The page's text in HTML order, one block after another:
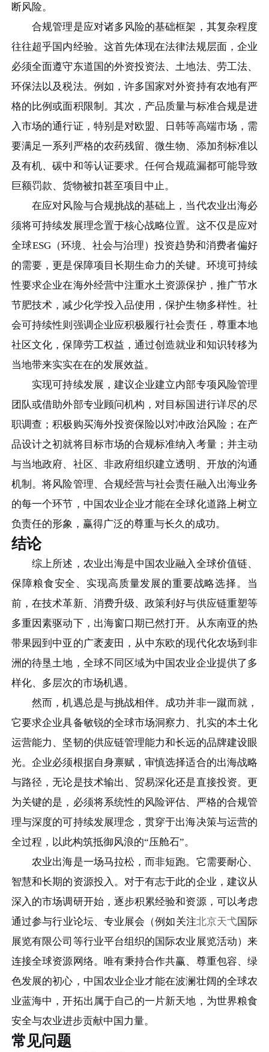
断风险。
合规管理是应对诸多风险的基础框架，其复杂程度
往往超乎国内经验。这首先体现在法律法规层面，企业
必须全面遵守东道国的外资投资法、土地法、劳工法、
环保法以及税法。例如，许多国家对外资持有农地有严
格的比例或面积限制。其次，产品质量与标准合规是进
入市场的通行证，特别是对欧盟、日韩等高端市场，需
要满足一系列严格的农药残留、微生物、添加剂标准以
及有机、碳中和等认证要求。任何合规疏漏都可能导致
巨额罚款、货物被扣甚至项目中止。
在应对风险与合规挑战的基础上，当代农业出海必
须将可持续发展理念置于核心战略位置。这不仅是应对
全球ESG（环境、社会与治理）投资趋势和消费者偏好
的需要，更是保障项目长期生命力的关键。环境可持续
性要求企业在海外经营中注重水土资源保护，推广节水
节肥技术，减少化学投入品使用，保护生物多样性。社
会可持续性则强调企业应积极履行社会责任，尊重本地
社区文化，保障劳工权益，通过创造就业和知识转移为
当地带来实实在在的发展效益。
实现可持续发展，建议企业建立内部专项风险管理
团队或借助外部专业顾问机构，对目标国进行详尽的尽
职调查；积极购买海外投资保险以对冲政治风险；在产
品设计之初就将目标市场的合规标准纳入考量；并主动
与当地政府、社区、非政府组织建立透明、开放的沟通
机制。将风险管理、合规经营与社会责任融入出海业务
的每一个环节，中国农业企业才能在全球化道路上树立
负责任的形象，赢得广泛的尊重与长久的成功。
结论
综上所述，农业出海是中国农业融入全球价值链、
保障粮食安全、实现高质量发展的重要战略选择。当
前，在技术革新、消费升级、政策利好与供应链重塑等
多重因素驱动下，出海窗口期已然打开。从东南亚的热
带果园到中亚的广袤麦田，从中东欧的现代化农场到非
洲的待垦土地，全球不同区域为中国农业企业提供了多
样化、多层次的市场机遇。
然而，机遇总是与挑战相伴。成功并非一蹴而就，
它要求企业具备敏锐的全球市场洞察力、扎实的本土化
运营能力、坚韧的供应链管理能力和长远的品牌建设眼
光。企业必须根据自身禀赋，审慎选择适合的出海战略
与路径，无论是技术输出、贸易深化还是直接投资。更
为关键的是，必须将系统性的风险评估、严格的合规管
理与深度的可持续发展理念，贯穿于出海决策与运营的
全过程，以此构筑抵御风浪的“压舱石”。
农业出海是一场马拉松，而非短跑。它需要耐心、
智慧和长期的资源投入。对于有志于此的企业，建议从
深入的市场调研开始，逐步积累经验和资源，可以考虑
通过参与行业论坛、专业展会（例如关注北京天弋国际
展览有限公司等行业平台组织的国际农业展览活动）来
连接全球资源网络。唯有秉持合作共赢、尊重包容、绿
色发展的初心，中国农业企业才能在波澜壮阔的全球农
业蓝海中，开拓出属于自己的一片新天地，为世界粮食
安全与农业进步贡献中国力量。
常见问题